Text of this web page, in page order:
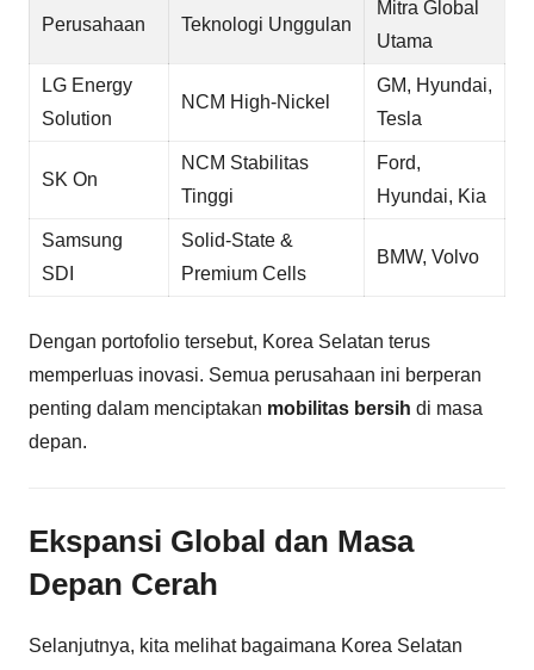
Perusahaan Teknologi Unggulan
Mitra Global
Utama
LG Energy
Solution
NCM High-Nickel
GM, Hyundai,
Tesla
SK On
NCM Stabilitas
Tinggi
Ford,
Hyundai, Kia
Samsung
SDI
Solid-State &
Premium Cells
BMW, Volvo
Dengan portofolio tersebut, Korea Selatan terus
memperluas inovasi. Semua perusahaan ini berperan
penting dalam menciptakan mobilitas bersih di masa
depan.
Ekspansi Global dan Masa
Depan Cerah
Selanjutnya, kita melihat bagaimana Korea Selatan